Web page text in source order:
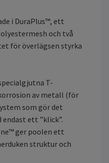
i DuraPlus™, ett
och två
för överlägsen styrka
T-
av metall (för
som gör det
ett ”klick”.
ger poolen ett
struktur och